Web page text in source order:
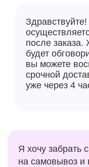
после
будет
вы можете
срочной
уже через 4
Я хочу забрать
на самовывоз и